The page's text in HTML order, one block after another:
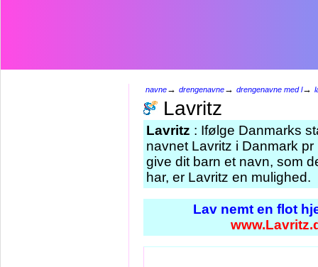
navne→ drengenavne→ drengenavne med l→
Lavritz
Lavritz : Ifølge Danmarks
navnet Lavritz i Danmark
give dit barn et navn, som
har, er Lavritz en mulighed.
Lav nemt en flot